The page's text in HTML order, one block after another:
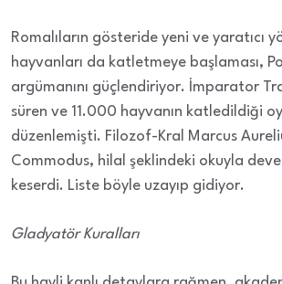
Romalıların gösteride yeni ve yaratıcı
hayvanları da katletmeye başlaması,
argümanını güçlendiriyor. İmparator
süren ve 11.000 hayvanın katledildiği
düzenlemişti. Filozof-Kral Marcus
Commodus, hilal şeklindeki okuyla deve
keserdi. Liste böyle uzayıp gidiyor.
Gladyatör Kuralları